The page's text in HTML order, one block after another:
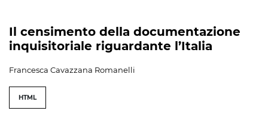
Il censimento della documentazione
inquisitoriale riguardante l’Italia
Francesca Cavazzana Romanelli
HTML